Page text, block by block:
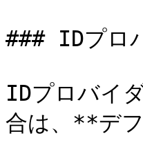
### IDプロ
IDプロバイ
合は、**デ